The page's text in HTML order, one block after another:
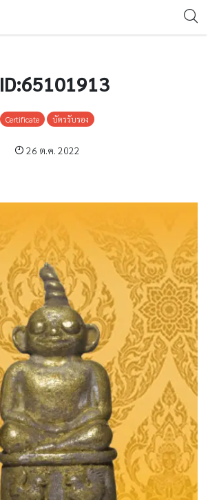
ID:65101913
Certificate บัตรรับรอง
26 ต.ค. 2022